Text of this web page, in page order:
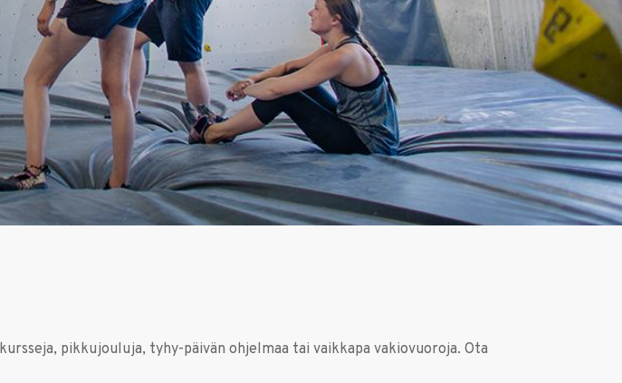
pikkujouluja, tyhy-päivän ohjelmaa tai vaikkapa vakiovuoroja. Ota